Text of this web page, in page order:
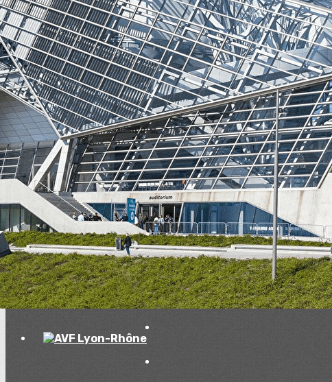
Exporter les lignes sélectionnées
Exporter toutes les colonnes
Exporter uniquement les colonnes affichées
Menu
?>
Images de la page d'accueil
Cliquez pour éditer
Ajoutez un logo, un bouton, des réseaux sociaux
Cliquez pour éditer